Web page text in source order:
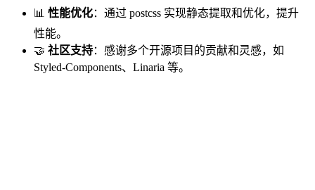
📊 性能优化：通过 postcss 实现静态提取和优化，提升
性能。
🤝 社区支持：感谢多个开源项目的贡献和灵感，如
Styled-Components、Linaria 等。